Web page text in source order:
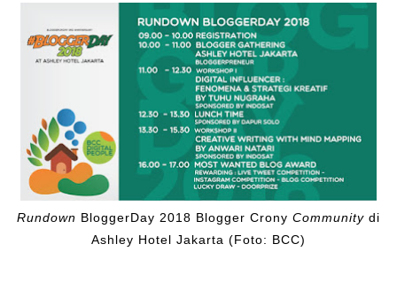
Rundown BloggerDay 2018 Blogger Crony Community di
Ashley Hotel Jakarta (Foto: BCC)